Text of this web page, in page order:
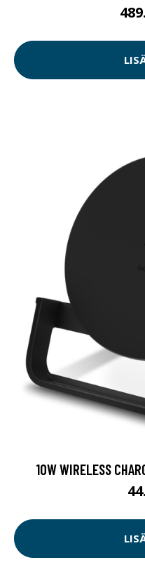
10W WIRELESS